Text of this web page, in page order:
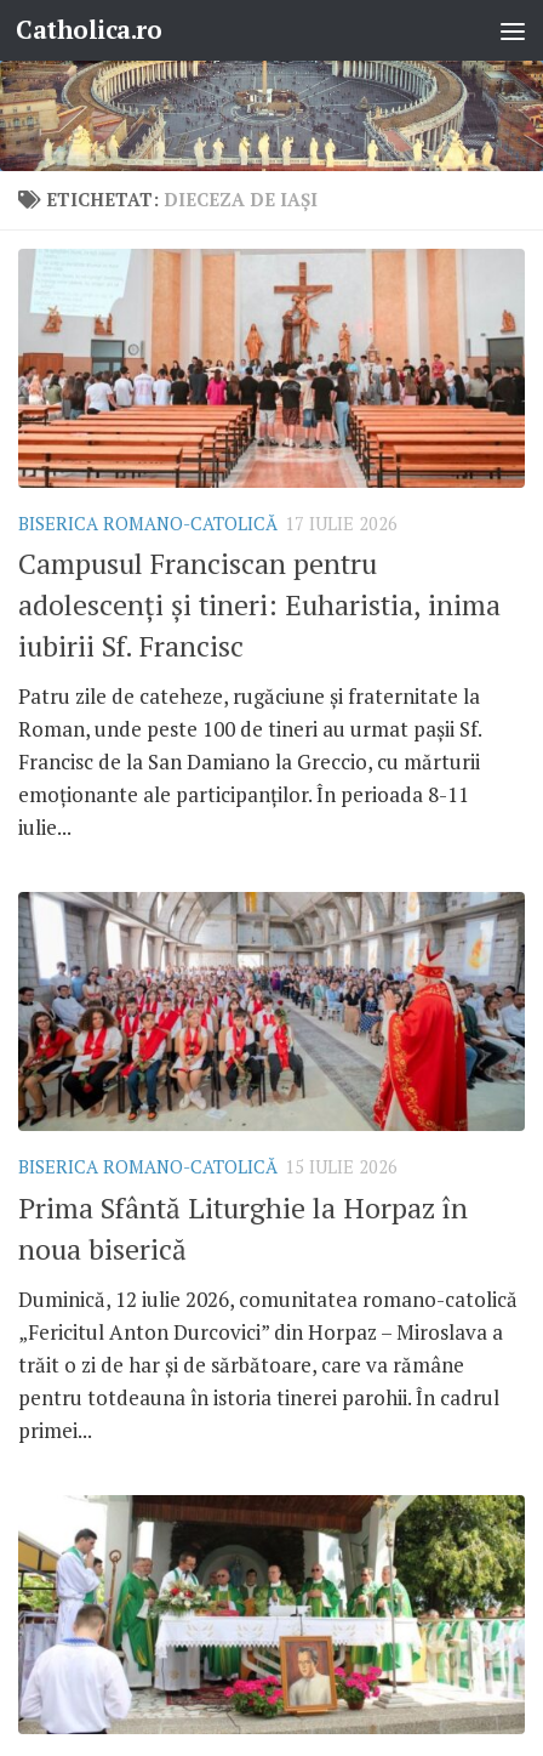
Skip to content
Catholica.ro
ETICHETAT: DIECEZA DE IAȘI
BISERICA ROMANO-CATOLICĂ 17 IULIE 2026
Campusul Franciscan pentru
adolescenți și tineri: Euharistia, inima
iubirii Sf. Francisc
Patru zile de cateheze, rugăciune și fraternitate la
Roman, unde peste 100 de tineri au urmat pașii Sf.
Francisc de la San Damiano la Greccio, cu mărturii
emoționante ale participanților. În perioada 8-11
iulie...
BISERICA ROMANO-CATOLICĂ 15 IULIE 2026
Prima Sfântă Liturghie la Horpaz în
noua biserică
Duminică, 12 iulie 2026, comunitatea romano-catolică
„Fericitul Anton Durcovici” din Horpaz – Miroslava a
trăit o zi de har și de sărbătoare, care va rămâne
pentru totdeauna în istoria tinerei parohii. În cadrul
primei...